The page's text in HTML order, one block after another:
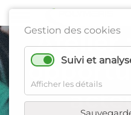
Gestion des cookies
Suivi et
Afficher les détails
Atelier